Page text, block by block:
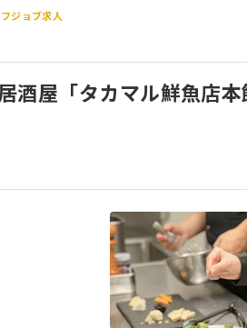
ジョブ求人
酒屋「タカマル鮮魚店